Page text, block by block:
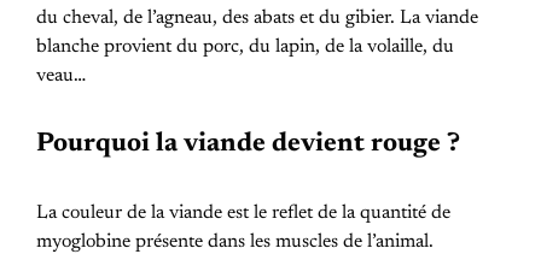
du cheval, de l’agneau, des abats et du gibier. La viande
blanche provient du porc, du lapin, de la volaille, du
veau…
Pourquoi la viande devient rouge ?
La couleur de la viande est le reflet de la quantité de
myoglobine présente dans les muscles de l’animal.